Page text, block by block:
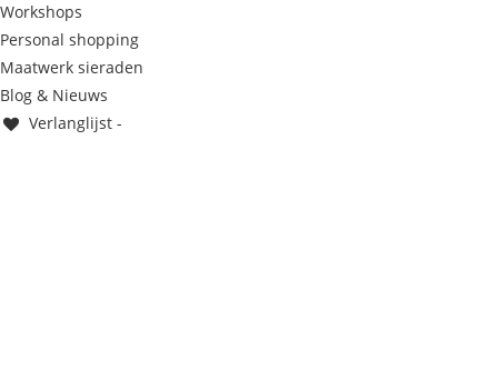
Workshops
Personal shopping
Maatwerk sieraden
Blog & Nieuws
Verlanglijst -